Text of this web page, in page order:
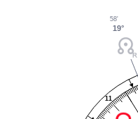
11
19°
58'